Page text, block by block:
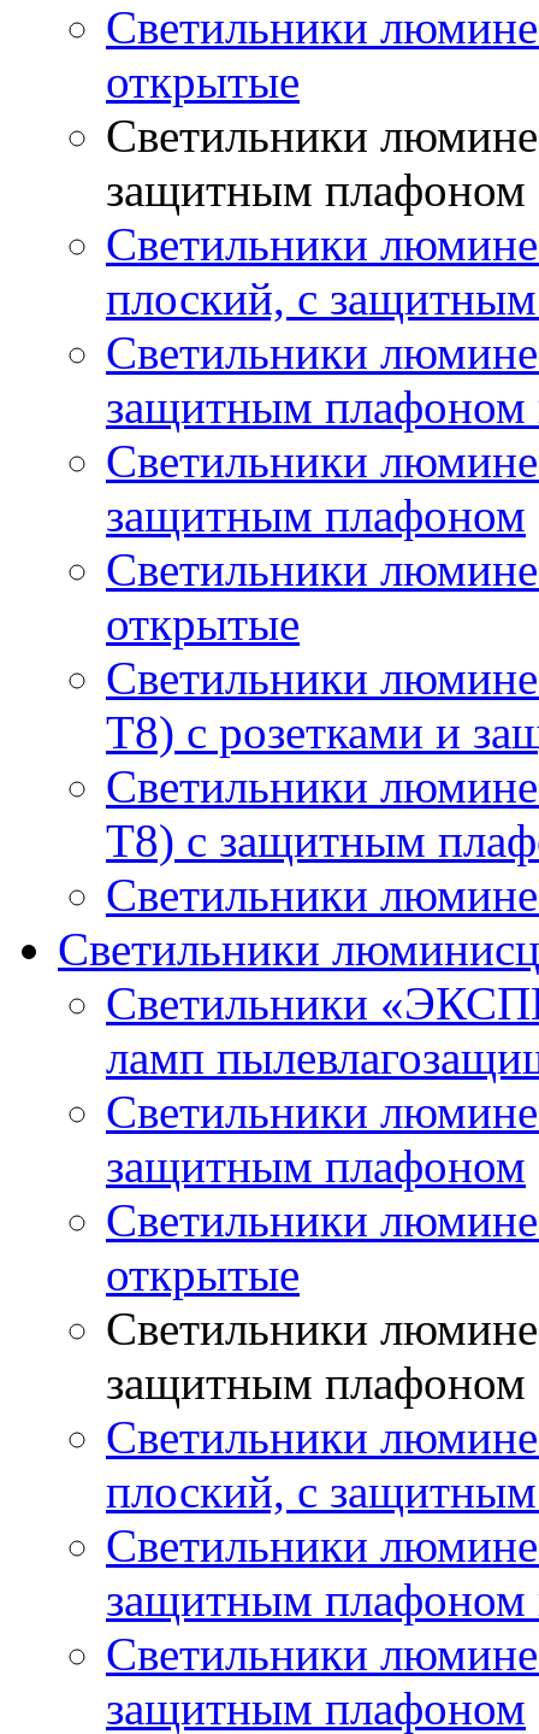
Светильники
открытые
Светильники
защитным плафоном
Светильники
плоский, с
Светильники
защитным плафоном
Светильники
защитным плафоном
Светильники
открытые
Светильники
T8) с розетками и
Светильники
T8) с защитным
Светильники
Светильники
Светильники
ламп
Светильники
защитным плафоном
Светильники
открытые
Светильники
защитным плафоном
Светильники
плоский, с
Светильники
защитным плафоном
Светильники
защитным плафоном